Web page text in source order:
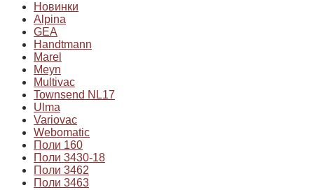
Новинки
Alpina
GEA
Handtmann
Marel
Meyn
Multivac
Townsend NL17
Ulma
Variovac
Webomatic
Поли 160
Поли 3430-18
Поли 3462
Поли 3463